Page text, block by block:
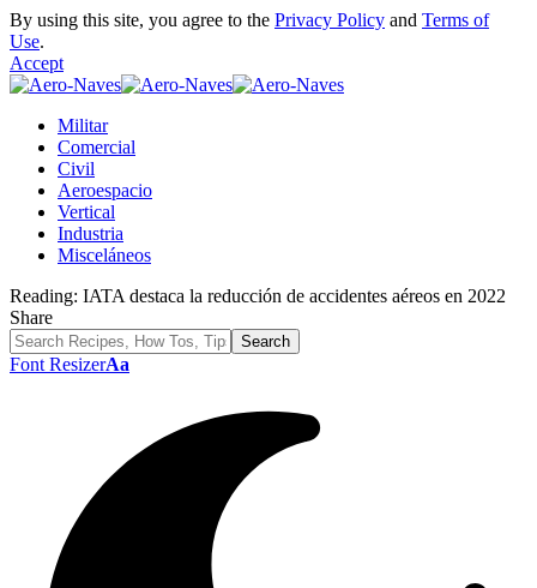
By using this site, you agree to the Privacy Policy and Terms of
Use.
Accept
Militar
Comercial
Civil
Aeroespacio
Vertical
Industria
Misceláneos
Reading: IATA destaca la reducción de accidentes aéreos en 2022
Share
Font ResizerAa